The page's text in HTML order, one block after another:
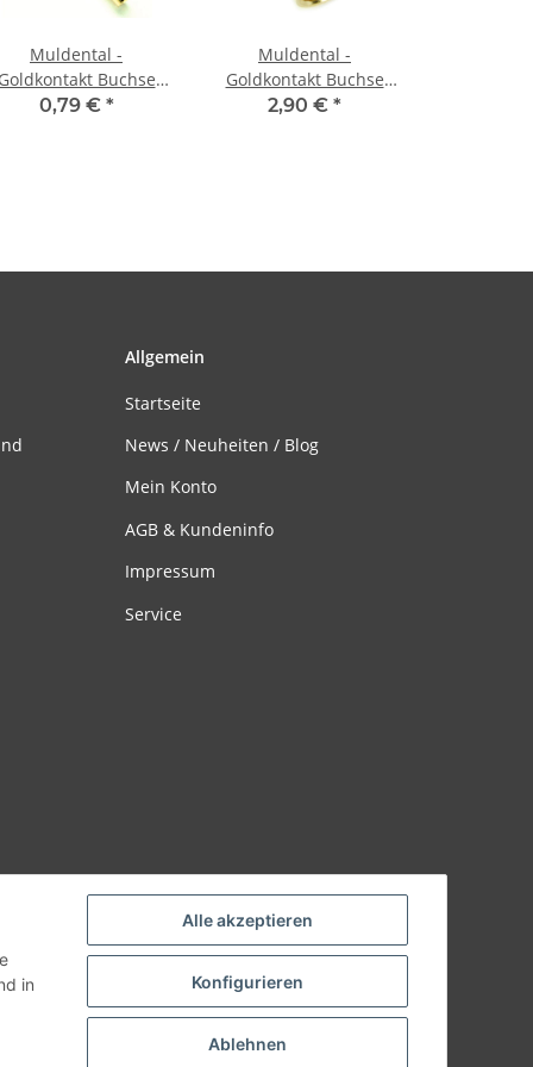
Alle akzeptieren
Konfigurieren
Ablehnen
in
Muldental -
Buchse
0,8mm
0,79 € *
Muldental -
Goldkontakt Buchse
8,0mm geschlitzt
2,90 € *
Allgemein
Startseite
News / Neuheiten / Blog
Mein Konto
AGB & Kundeninfo
Impressum
Service